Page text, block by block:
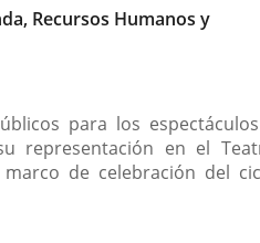
Recursos Humanos y
para los
representación en el
de celebración del